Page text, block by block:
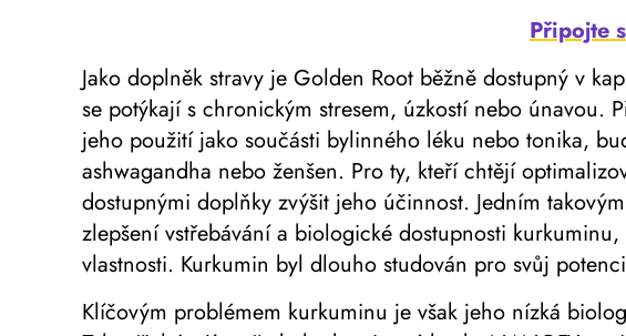
Připojte
Jako doplněk stravy je Golden Root běžně dostupný v
se potýkají s chronickým stresem, úzkostí nebo
jeho použití jako součásti bylinného léku nebo tonika,
ashwagandha nebo ženšen. Pro ty, kteří chtějí
dostupnými doplňky zvýšit jeho účinnost. Jedním
zlepšení vstřebávání a biologické dostupnosti
vlastnosti. Kurkumin byl dlouho studován pro svůj
Klíčovým problémem kurkuminu je však jeho nízká